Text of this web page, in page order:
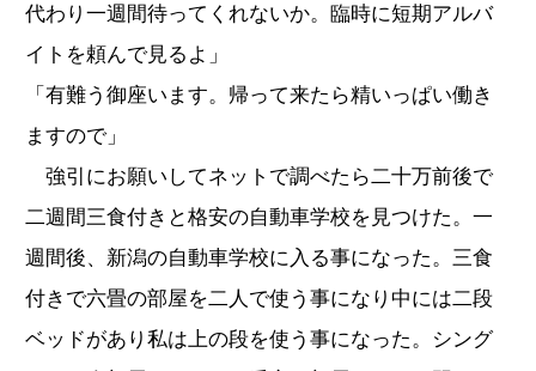
代わり一週間待ってくれないか。臨時に短期アルバ
イトを頼んで見るよ」
「有難う御座います。帰って来たら精いっぱい働き
ますので」
強引にお願いしてネットで調べたら二十万前後で
二週間三食付きと格安の自動車学校を見つけた。一
週間後、新潟の自動車学校に入る事になった。三食
付きで六畳の部屋を二人で使う事になり中には二段
ベッドがあり私は上の段を使う事になった。シング